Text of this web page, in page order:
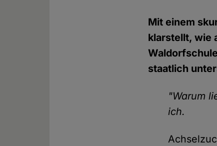
Mit einem
klarstellt, wie
staatlich
"Warum
ich.